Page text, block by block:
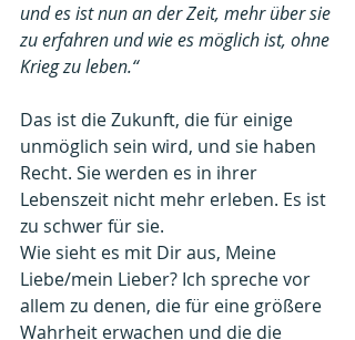
und es ist nun an der Zeit, mehr über sie
zu erfahren und wie es möglich ist, ohne
Krieg zu leben.“
Das ist die Zukunft, die für einige
unmöglich sein wird, und sie haben
Recht. Sie werden es in ihrer
Lebenszeit nicht mehr erleben. Es ist
zu schwer für sie.
Wie sieht es mit Dir aus, Meine
Liebe/mein Lieber? Ich spreche vor
allem zu denen, die für eine größere
Wahrheit erwachen und die die